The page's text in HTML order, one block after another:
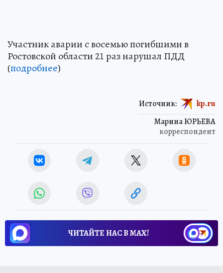
Участник аварии с восемью погибшими в
Ростовской области 21 раз нарушал ПДД
(подробнее)
Марина ЮРЬЕВА
корреспондент
Источник: kp.ru
ЧИТАЙТЕ НАС В МАХ!